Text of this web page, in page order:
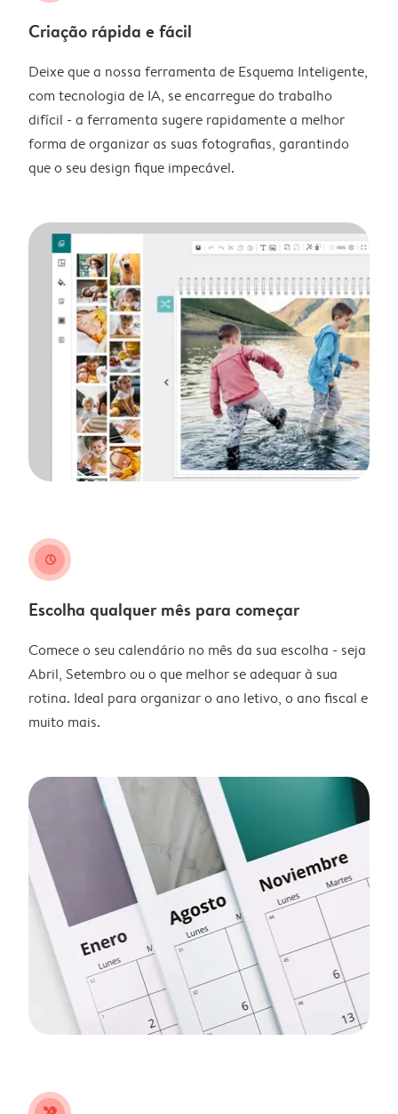
Criação rápida e fácil
Deixe que a nossa ferramenta de Esquema Inteligente,
com tecnologia de IA, se encarregue do trabalho
difícil - a ferramenta sugere rapidamente a melhor
forma de organizar as suas fotografias, garantindo
que o seu design fique impecável.
clock
Escolha qualquer mês para começar
Comece o seu calendário no mês da sua escolha - seja
Abril, Setembro ou o que melhor se adequar à sua
rotina. Ideal para organizar o ano letivo, o ano fiscal e
muito mais.